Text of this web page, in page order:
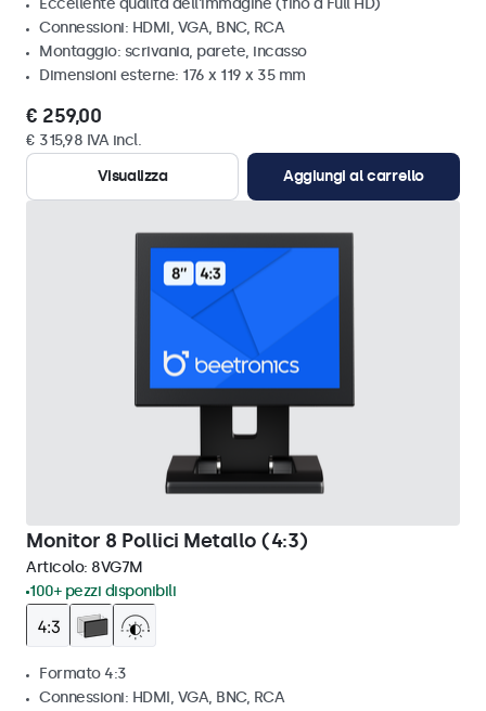
Eccellente qualità dell'immagine (fino a Full HD)
Connessioni: HDMI, VGA, BNC, RCA
Montaggio: scrivania, parete, incasso
Dimensioni esterne: 176 x 119 x 35 mm
€ 259,00
€ 315,98 IVA incl.
Visualizza
Aggiungi al carrello
Monitor 8 Pollici Metallo (4:3)
Articolo: 8VG7M
100+ pezzi disponibili
Formato 4:3
Connessioni: HDMI, VGA, BNC, RCA